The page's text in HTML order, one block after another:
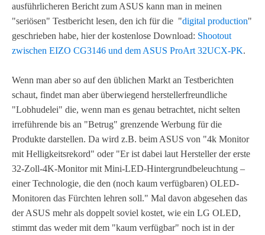
ausführlicheren Bericht zum ASUS kann man in meinen
"seriösen" Testbericht lesen, den ich für die "digital production"
geschrieben habe, hier der kostenlose Download: Shootout
zwischen EIZO CG3146 und dem ASUS ProArt 32UCX-PK.
Wenn man aber so auf den üblichen Markt an Testberichten
schaut, findet man aber überwiegend herstellerfreundliche
"Lobhudelei" die, wenn man es genau betrachtet, nicht selten
irreführende bis an "Betrug" grenzende Werbung für die
Produkte darstellen. Da wird z.B. beim ASUS von "4k Monitor
mit Helligkeitsrekord" oder "Er ist dabei laut Hersteller der erste
32-Zoll-4K-Monitor mit Mini-LED-Hintergrundbeleuchtung –
einer Technologie, die den (noch kaum verfügbaren) OLED-
Monitoren das Fürchten lehren soll." Mal davon abgesehen das
der ASUS mehr als doppelt soviel kostet, wie ein LG OLED,
stimmt das weder mit dem "kaum verfügbar" noch ist in der